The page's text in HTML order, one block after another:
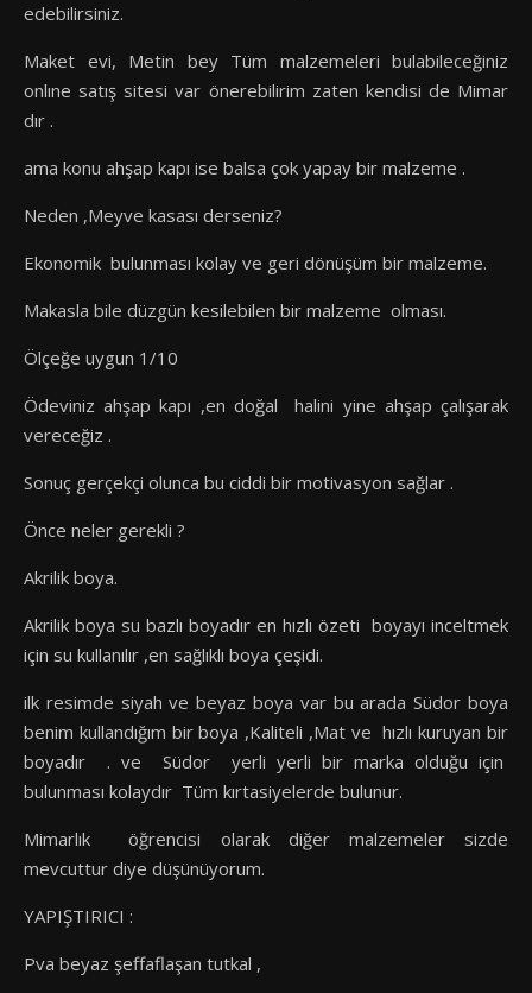
edebilirsiniz.
Maket evi, Metin bey Tüm malzemeleri bulabileceğiniz
onlıne satış sitesi var önerebilirim zaten kendisi de Mimar
dır .
ama konu ahşap kapı ise balsa çok yapay bir malzeme .
Neden ,Meyve kasası derseniz?
Ekonomik bulunması kolay ve geri dönüşüm bir malzeme.
Makasla bile düzgün kesilebilen bir malzeme olması.
Ölçeğe uygun 1/10
Ödeviniz ahşap kapı ,en doğal halini yine ahşap çalışarak
vereceğiz .
Sonuç gerçekçi olunca bu ciddi bir motivasyon sağlar .
Önce neler gerekli ?
Akrilik boya.
Akrilik boya su bazlı boyadır en hızlı özeti boyayı inceltmek
için su kullanılır ,en sağlıklı boya çeşidi.
ilk resimde siyah ve beyaz boya var bu arada Südor boya
benim kullandığım bir boya ,Kaliteli ,Mat ve hızlı kuruyan bir
boyadır . ve Südor yerli yerli bir marka olduğu için
bulunması kolaydır Tüm kırtasiyelerde bulunur.
Mimarlık öğrencisi olarak diğer malzemeler sizde
mevcuttur diye düşünüyorum.
YAPIŞTIRICI :
Pva beyaz şeffaflaşan tutkal ,